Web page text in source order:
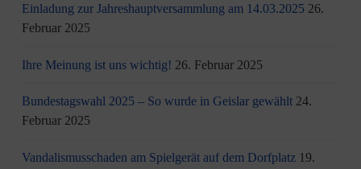
Einladung zur Jahreshauptversammlung am 14.03.2025 26.
Februar 2025
Ihre Meinung ist uns wichtig! 26. Februar 2025
Bundestagswahl 2025 – So wurde in Geislar gewählt 24.
Februar 2025
Vandalismusschaden am Spielgerät auf dem Dorfplatz 19.